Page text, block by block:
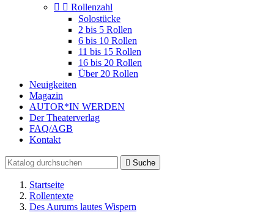
  Rollenzahl
Solostücke
2 bis 5 Rollen
6 bis 10 Rollen
11 bis 15 Rollen
16 bis 20 Rollen
Über 20 Rollen
Neuigkeiten
Magazin
AUTOR*IN WERDEN
Der Theaterverlag
FAQ/AGB
Kontakt
 Suche
Startseite
Rollentexte
Des Aurums lautes Wispern